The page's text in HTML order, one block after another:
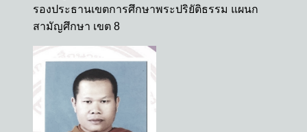
รองประธานเขตการศึกษาพระปริยัติธรรม แผนก
สามัญศึกษา เขต 8